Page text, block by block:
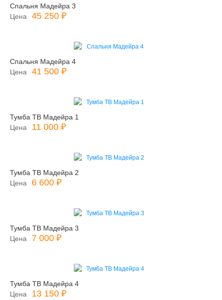
Спальня Мадейра 3
Цена
45 250 ₽
Спальня Мадейра 4
Цена
41 500 ₽
Тумба ТВ Мадейра 1
Цена
11 000 ₽
Тумба ТВ Мадейра 2
Цена
6 600 ₽
Тумба ТВ Мадейра 3
Цена
7 000 ₽
Тумба ТВ Мадейра 4
Цена
13 150 ₽